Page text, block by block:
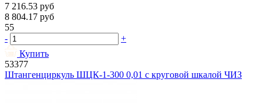
7 216.53 руб
8 804.17 руб
55
-
+
Купить
53377
Штангенциркуль ШЦК-1-300 0,01 с круговой шкалой ЧИЗ